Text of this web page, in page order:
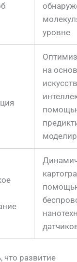
уровне
на
что развитие